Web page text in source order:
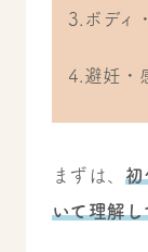
3.ボディ
4.避妊・
まずは、初
いて理解